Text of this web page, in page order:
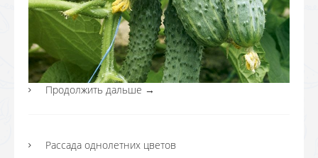
Продолжить дальше →
Рассада однолетних цветов